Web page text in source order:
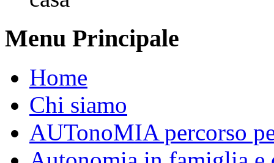
Menu Principale
Home
Chi siamo
AUTonoMIA percorso